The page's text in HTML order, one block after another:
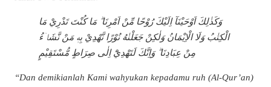
وَكَذٰلِكَ اَوْحَيْنَآ اِلَيْكَ رُوْحًا مِّنْ اَمْرِنَا ۗ مَا كُنْتَ تَدْرِيْ مَا
الْكِتٰبُ وَلَا الْاِيْمَانُ وَلٰكِنْ جَعَلْنٰهُ نُوْرًا نَّهْدِيْ بِهٖ مَنْ نَّشَاۤءُ
مِنْ عِبَادِنَا ۗ وَاِنَّكَ لَتَهْدِيْٓ اِلٰى صِرَاطٍ مُّسْتَقِيْمٍ
“Dan demikianlah Kami wahyukan kepadamu ruh (Al-Qur’an)